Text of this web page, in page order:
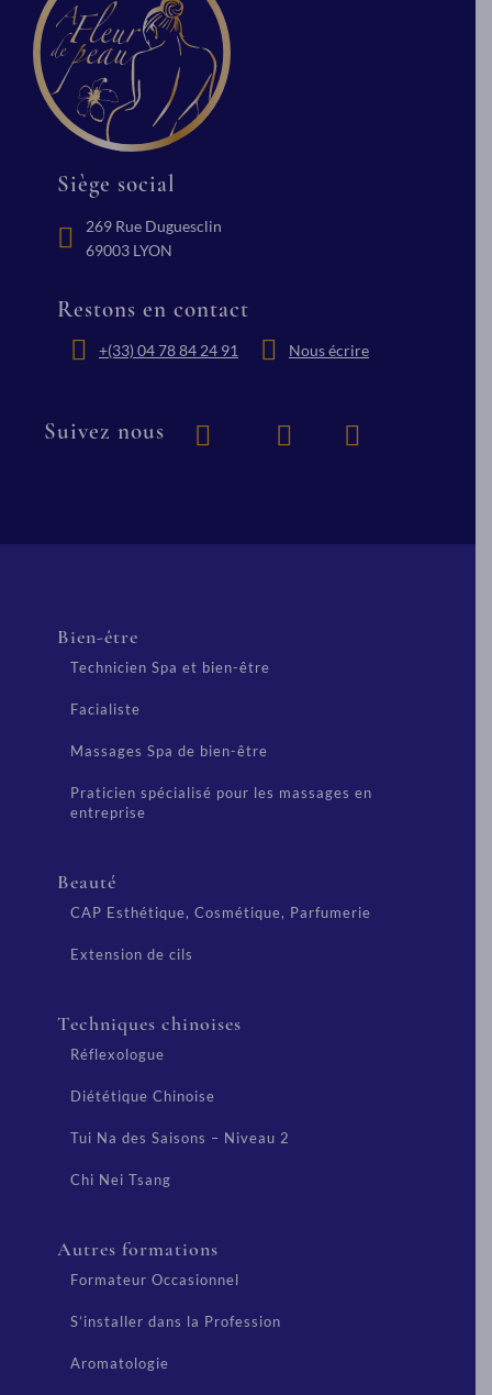
expansent les centres de forces
(chakras) majeurs et mineurs.
En savoir plus
Siège social
269 Rue Duguesclin
69003 LYON
Restons en contact
+(33) 04 78 84 24 91 Nous écrire
Suivez nous
Bien-être
Technicien Spa et bien-être
Facialiste
Massages Spa de bien-être
Praticien spécialisé pour les massages en
entreprise
Beauté
CAP Esthétique, Cosmétique, Parfumerie
Extension de cils
Techniques chinoises
Réflexologue
Diététique Chinoise
Tui Na des Saisons – Niveau 2
Chi Nei Tsang
Autres formations
Formateur Occasionnel
S’installer dans la Profession
Aromatologie